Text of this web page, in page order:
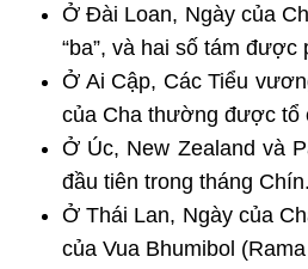
Ở Đài Loan, Ngày của
“ba”, và hai số tám được
Ở Ai Cập, Các Tiểu
của Cha thường được tổ
Ở Úc, New Zealand và
đầu tiên trong tháng Chín.
Ở Thái Lan, Ngày của
của Vua Bhumibol